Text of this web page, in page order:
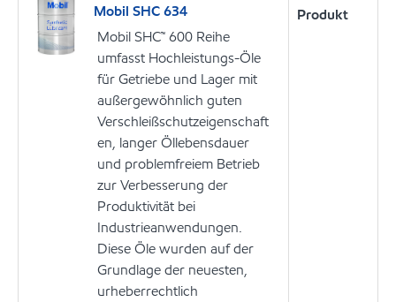
Mobil SHC 634
Mobil SHC™ 600 Reihe
umfasst Hochleistungs-Öle
für Getriebe und Lager mit
außergewöhnlich guten
Verschleißschutzeigenschaft
en, langer Öllebensdauer
und problemfreiem Betrieb
zur Verbesserung der
Produktivität bei
Industrieanwendungen.
Diese Öle wurden auf der
Grundlage der neuesten,
urheberrechtlich
Produkt